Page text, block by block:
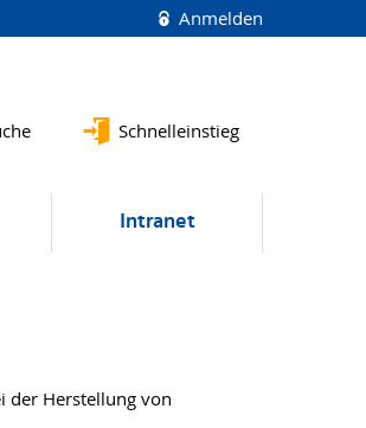
Anmelden
Schnelleinstieg
Intranet
der Herstellung von